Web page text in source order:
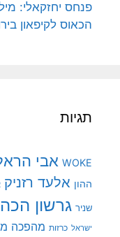
פנחס יחזקאלי:
הכאוס לקיפאון
תגיות
WOKE אבי
ההון אלעד רזניק
שניר גרשון
ישראל כרזות מהפכה